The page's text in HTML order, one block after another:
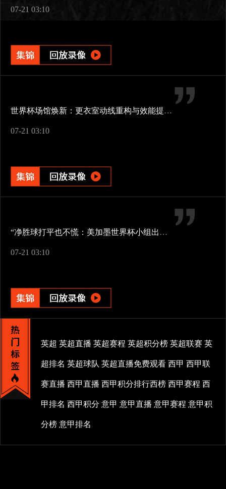
07-21 03:10
世界杯场馆焕新：更衣室动线重构与效能提升方案
07-21 03:10
“净胜球打平也不慌：美加墨世界杯小组出线新规一图看懂”
07-21 03:10
英超 英超直播 英超赛程 英超积分榜 英超联赛 英
超排名 英超球队 英超直播免费观看 西甲 西甲联
赛直播 西甲直播 西甲积分排行西榜 西甲赛程 西
甲排名 西甲积分 意甲 意甲直播 意甲赛程 意甲积
分榜 意甲排名